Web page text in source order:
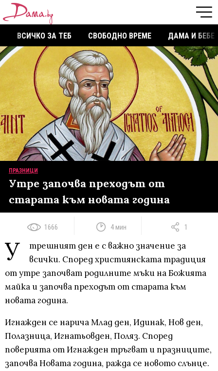
ВСИЧКО ЗА ТЕБ СВОБОДНО ВРЕМЕ ДАМА И БЕБЕ
ПРАЗНИЦИ
Утре започва преходът от
старата към новата година
1666 4 мин 1
У
трешният ден е с важно значение за
всички. Според християнската традиция
от утре започват родилните мъки на Божията
майка и започва преходът от старата към
новата година.
Игнажден се нарича Млад ден, Идинак, Нов ден,
Полазница, Игнатьовден, Поляз. Според
поверията от Игнажден тръгват и празниците,
започва Новата година, ражда се новото слънце.